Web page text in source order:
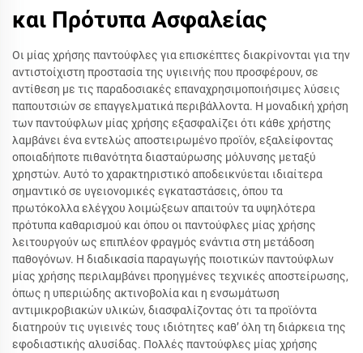
και Πρότυπα Ασφαλείας
Οι μίας χρήσης παντούφλες για επισκέπτες διακρίνονται για την
αντιστοίχιστη προστασία της υγιεινής που προσφέρουν, σε
αντίθεση με τις παραδοσιακές επαναχρησιμοποιήσιμες λύσεις
παπουτσιών σε επαγγελματικά περιβάλλοντα. Η μοναδική χρήση
των παντούφλων μίας χρήσης εξασφαλίζει ότι κάθε χρήστης
λαμβάνει ένα εντελώς αποστειρωμένο προϊόν, εξαλείφοντας
οποιαδήποτε πιθανότητα διασταύρωσης μόλυνσης μεταξύ
χρηστών. Αυτό το χαρακτηριστικό αποδεικνύεται ιδιαίτερα
σημαντικό σε υγειονομικές εγκαταστάσεις, όπου τα
πρωτόκολλα ελέγχου λοιμώξεων απαιτούν τα υψηλότερα
πρότυπα καθαρισμού και όπου οι παντούφλες μίας χρήσης
λειτουργούν ως επιπλέον φραγμός ενάντια στη μετάδοση
παθογόνων. Η διαδικασία παραγωγής ποιοτικών παντούφλων
μίας χρήσης περιλαμβάνει προηγμένες τεχνικές αποστείρωσης,
όπως η υπεριώδης ακτινοβολία και η ενσωμάτωση
αντιμικροβιακών υλικών, διασφαλίζοντας ότι τα προϊόντα
διατηρούν τις υγιεινές τους ιδιότητες καθ’ όλη τη διάρκεια της
εφοδιαστικής αλυσίδας. Πολλές παντούφλες μίας χρήσης